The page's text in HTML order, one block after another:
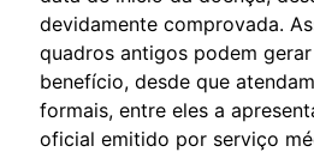
devidamente comprovada.
quadros antigos podem
benefício, desde que
formais, entre eles a
oficial emitido por serviço